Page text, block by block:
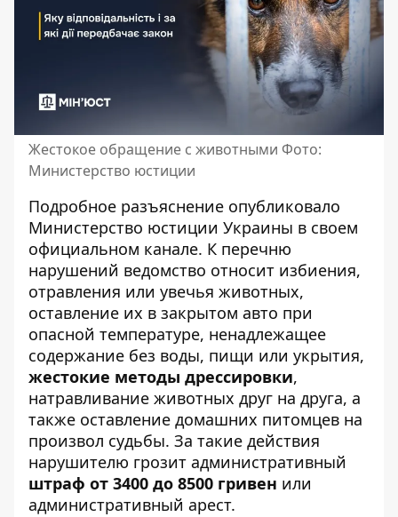
Жестокое обращение с животными Фото:
Министерство юстиции
Подробное разъяснение опубликовало
Министерство юстиции Украины в своем
официальном канале. К перечню
нарушений ведомство относит избиения,
отравления или увечья животных,
оставление их в закрытом авто при
опасной температуре, ненадлежащее
содержание без воды, пищи или укрытия,
жестокие методы дрессировки,
натравливание животных друг на друга, а
также оставление домашних питомцев на
произвол судьбы. За такие действия
нарушителю грозит административный
штраф от 3400 до 8500 гривен или
административный арест.